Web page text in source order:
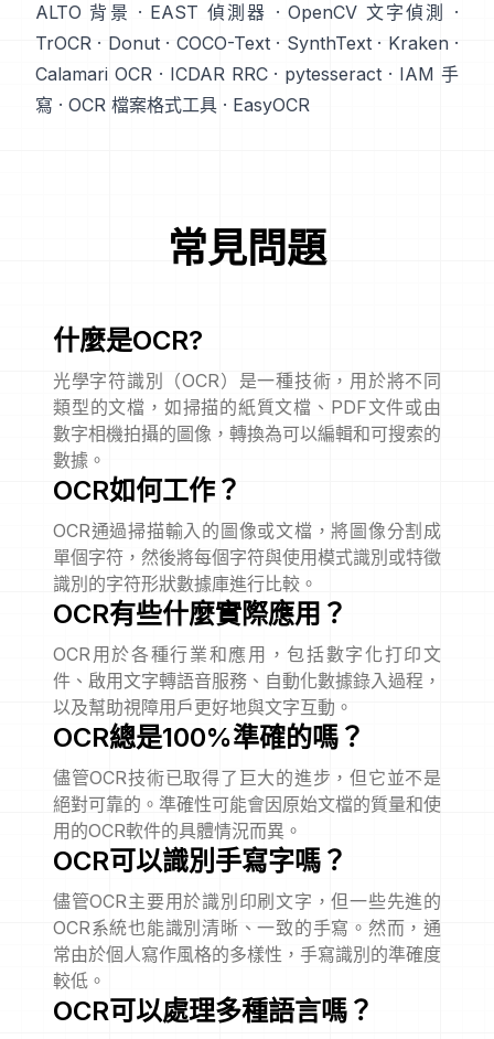
ALTO 背景 · EAST 偵測器 ·OpenCV 文字偵測
·
TrOCR · Donut· COCO-Text· SynthText· Kraken ·
Calamari OCR· ICDAR RRC· pytesseract · IAM 手
寫 · OCR 檔案格式工具 · EasyOCR
常見問題
什麼是OCR?
光學字符識別（OCR）是一種技術，用於將不同
類型的文檔，如掃描的紙質文檔、PDF文件或由
數字相機拍攝的圖像，轉換為可以編輯和可搜索的
數據。
OCR如何工作？
OCR通過掃描輸入的圖像或文檔，將圖像分割成
單個字符，然後將每個字符與使用模式識別或特徵
識別的字符形狀數據庫進行比較。
OCR有些什麼實際應用？
OCR用於各種行業和應用，包括數字化打印文
件、啟用文字轉語音服務、自動化數據錄入過程，
以及幫助視障用戶更好地與文字互動。
OCR總是100%準確的嗎？
儘管OCR技術已取得了巨大的進步，但它並不是
絕對可靠的。準確性可能會因原始文檔的質量和使
用的OCR軟件的具體情況而異。
OCR可以識別手寫字嗎？
儘管OCR主要用於識別印刷文字，但一些先進的
OCR系統也能識別清晰、一致的手寫。然而，通
常由於個人寫作風格的多樣性，手寫識別的準確度
較低。
OCR可以處理多種語言嗎？